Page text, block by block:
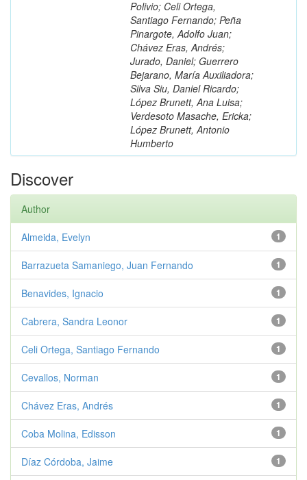
Polivio; Celi Ortega,
Santiago Fernando; Peña
Pinargote, Adolfo Juan;
Chávez Eras, Andrés;
Jurado, Daniel; Guerrero
Bejarano, María Auxiliadora;
Silva Siu, Daniel Ricardo;
López Brunett, Ana Luisa;
Verdesoto Masache, Ericka;
López Brunett, Antonio
Humberto
Discover
Author
1
Almeida, Evelyn
1
Barrazueta Samaniego, Juan Fernando
1
Benavides, Ignacio
1
Cabrera, Sandra Leonor
1
Celi Ortega, Santiago Fernando
1
Cevallos, Norman
1
Chávez Eras, Andrés
1
Coba Molina, Edisson
1
Díaz Córdoba, Jaime